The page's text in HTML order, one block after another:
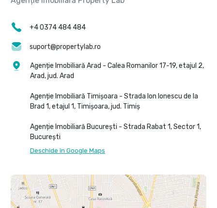
+4 0374 484 484
suport@propertylab.ro
Agenție Imobiliară Arad - Calea Romanilor 17-19, etajul 2,
Arad, jud. Arad
Agenție Imobiliară Timișoara - Strada Ion Ionescu de la
Brad 1, etajul 1, Timișoara, jud. Timiș
Agenție Imobiliară București - Strada Rabat 1, Sector 1,
București
Deschide în Google Maps